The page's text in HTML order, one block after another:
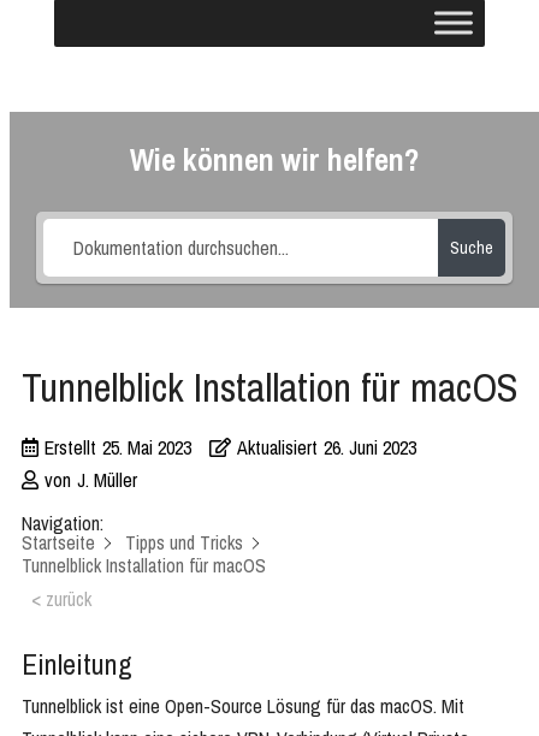
Wie können wir helfen?
Suche
Tunnelblick Installation für macOS
Erstellt 25. Mai 2023 Aktualisiert 26. Juni 2023
von J. Müller
Navigation:
Startseite
Tipps und Tricks
Tunnelblick Installation für macOS
< zurück
Einleitung
Tunnelblick ist eine Open-Source Lösung für das macOS. Mit